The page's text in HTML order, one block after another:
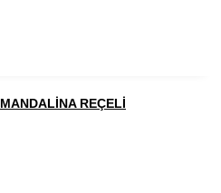
MANDALİNA REÇELİ